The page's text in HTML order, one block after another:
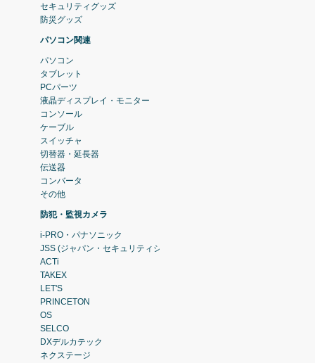
セキュリティグッズ
防災グッズ
パソコン関連
パソコン
タブレット
PCパーツ
液晶ディスプレイ・モニター
コンソール
ケーブル
スイッチャ
切替器・延長器
伝送器
コンバータ
その他
防犯・監視カメラ
i-PRO・パナソニック
JSS (ジャパン・セキュリティシステム)
ACTi
TAKEX
LET'S
PRINCETON
OS
SELCO
DXデルカテック
ネクステージ